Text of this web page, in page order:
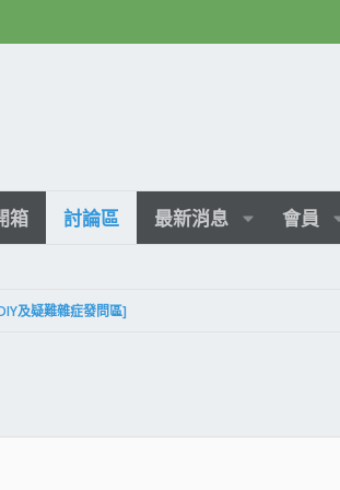
箱 討論區 最新消息 會員
及疑難雜症發問區]